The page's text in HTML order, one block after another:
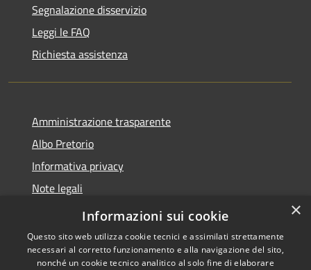
Segnalazione disservizio
Leggi le FAQ
Richiesta assistenza
Amministrazione trasparente
Albo Pretorio
Informativa privacy
Note legali
Dichiarazione di accessibilità
×
Informazioni sui cookie
Questo sito web utilizza cookie tecnici e assimilati strettamente
necessari al corretto funzionamento e alla navigazione del sito,
nonché un cookie tecnico analitico al solo fine di elaborare